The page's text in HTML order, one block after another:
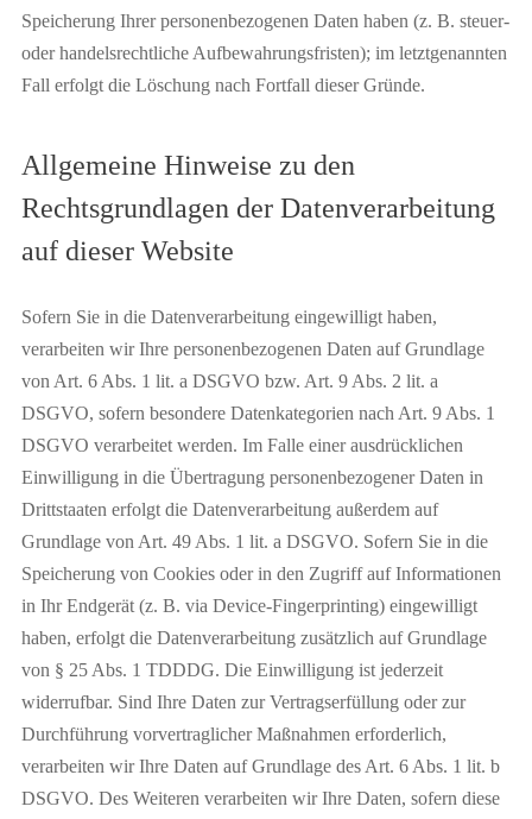
Speicherung Ihrer personenbezogenen Daten haben (z. B. steuer-
oder handelsrechtliche Aufbewahrungsfristen); im letztgenannten
Fall erfolgt die Löschung nach Fortfall dieser Gründe.
Allgemeine Hinweise zu den
Rechtsgrundlagen der Datenverarbeitung
auf dieser Website
Sofern Sie in die Datenverarbeitung eingewilligt haben,
verarbeiten wir Ihre personenbezogenen Daten auf Grundlage
von Art. 6 Abs. 1 lit. a DSGVO bzw. Art. 9 Abs. 2 lit. a
DSGVO, sofern besondere Datenkategorien nach Art. 9 Abs. 1
DSGVO verarbeitet werden. Im Falle einer ausdrücklichen
Einwilligung in die Übertragung personenbezogener Daten in
Drittstaaten erfolgt die Datenverarbeitung außerdem auf
Grundlage von Art. 49 Abs. 1 lit. a DSGVO. Sofern Sie in die
Speicherung von Cookies oder in den Zugriff auf Informationen
in Ihr Endgerät (z. B. via Device-Fingerprinting) eingewilligt
haben, erfolgt die Datenverarbeitung zusätzlich auf Grundlage
von § 25 Abs. 1 TDDDG. Die Einwilligung ist jederzeit
widerrufbar. Sind Ihre Daten zur Vertragserfüllung oder zur
Durchführung vorvertraglicher Maßnahmen erforderlich,
verarbeiten wir Ihre Daten auf Grundlage des Art. 6 Abs. 1 lit. b
DSGVO. Des Weiteren verarbeiten wir Ihre Daten, sofern diese